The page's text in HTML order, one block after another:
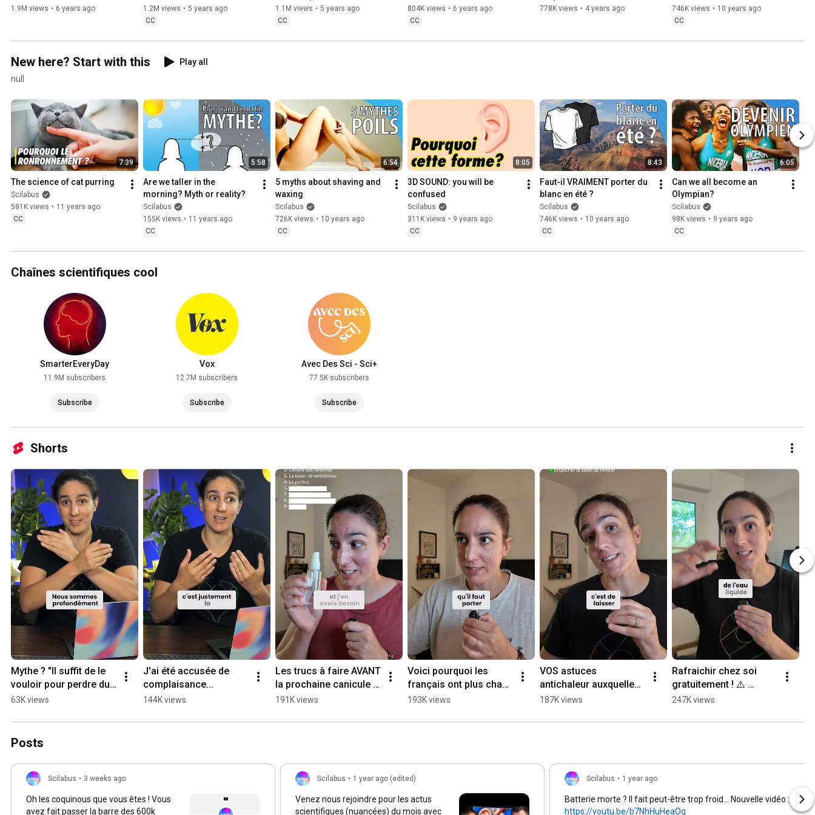
02:24
03:20
07:46
15:23
18:06
19:46
22:20
25:45
Posez vos questions !
SOURCES (il y en a trop alors je vous mets un lien vers ma
https://www.zotero.org/groups/6327301...
Major Mouvement
1.9M views • 6 years ago 1.2M views • 5 years ago
CC
one out there). Ft. Nota Bene
1.1M views • 5 years ago
CC
804K views • 6 years ago
CC
778K views • 4 years ago 746K views • 10 years ago
CC
New here? Start with this
Play all
null
7:39
The science of cat purring
Scilabus
581K views • 11 years ago
CC
5:58
Are we taller in the
morning? Myth or reality?
Scilabus
155K views • 11 years ago
CC
6:54
5 myths about shaving and
waxing
Scilabus
726K views • 10 years ago
CC
8:05
3D SOUND: you will be
confused
Scilabus
311K views • 9 years ago
CC
8:43
Faut-il VRAIMENT porter du
blanc en été ?
Scilabus
746K views • 10 years ago
CC
6:05
Can we all become an
Olympian?
Scilabus
98K views • 9 years ago
CC
Chaînes scientifiques cool
SmarterEveryDay
11.9M subscribers
Subscribe
Vox
12.7M subscribers
Subscribe
Avec Des Sci - Sci+
77.5K subscribers
Subscribe
Shorts
Mythe ? "Il suffit de le
vouloir pour perdre du
poids"
63K views
J'ai été accusée de
complaisance...
144K views
Les trucs à faire AVANT
la prochaine canicule
(oui il y en aura une)
191K views
Voici pourquoi les
français ont plus chaud
que les autres... à mon
193K views
VOS astuces
antichaleur auxquelles
je n'aurais pas pensé
187K views
Rafraichir chez soi
gratuitement ! ⚠️
seulement si vous êtes
247K views
Posts
Scilabus • 3 weeks ago
Oh les coquinous que vous êtes ! Vous
avez fait passer la barre des 600k
Scilabus • 1 year ago (edited)
Venez nous rejoindre pour les actus
scientifiques (nuancées) du mois avec
Scilabus • 1 year ago
Batterie morte ? Il fait peut-être trop froid... Nouvelle vidéo :
https://youtu.be/b7NhHuHeaOg